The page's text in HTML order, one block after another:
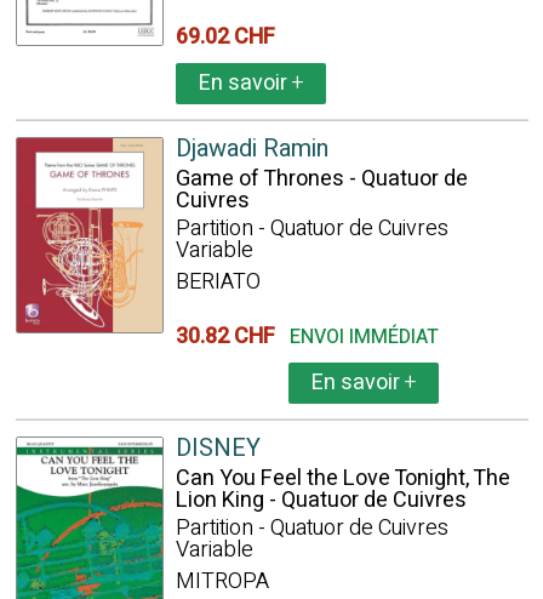
69.02 CHF
En savoir+
Djawadi Ramin
Game of Thrones - Quatuor de
Cuivres
Partition - Quatuor de Cuivres
Variable
BERIATO
30.82 CHF ENVOI IMMÉDIAT
En savoir+
DISNEY
Can You Feel the Love Tonight, The
Lion King - Quatuor de Cuivres
Partition - Quatuor de Cuivres
Variable
MITROPA